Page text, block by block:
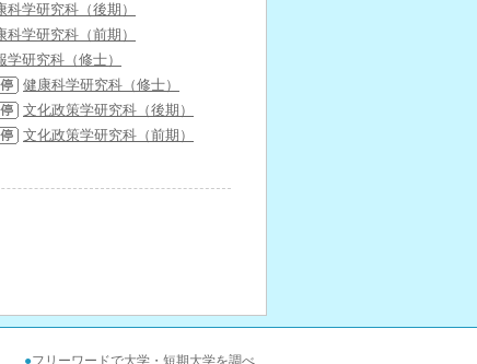
科学研究科（後期）
科学研究科（前期）
学研究科（修士）
健康科学研究科（修士）
文化政策学研究科（後期）
文化政策学研究科（前期）
●フリーワードで大学・短期大学を調べ